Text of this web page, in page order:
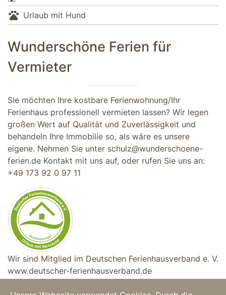
pets Urlaub mit Hund
Wunderschöne Ferien für
Vermieter
Sie möchten Ihre kostbare Ferienwohnung/Ihr
Ferienhaus professionell vermieten lassen? Wir legen
großen Wert auf Qualität und Zuverlässigkeit und
behandeln Ihre Immobilie so, als wäre es unsere
eigene. Nehmen Sie unter schulz@wunderschoene-
ferien.de Kontakt mit uns auf, oder rufen Sie uns an:
+49 173 92 0 97 11
Wir sind Mitglied im Deutschen Ferienhausverband e. V.
www.deutscher-ferienhausverband.de